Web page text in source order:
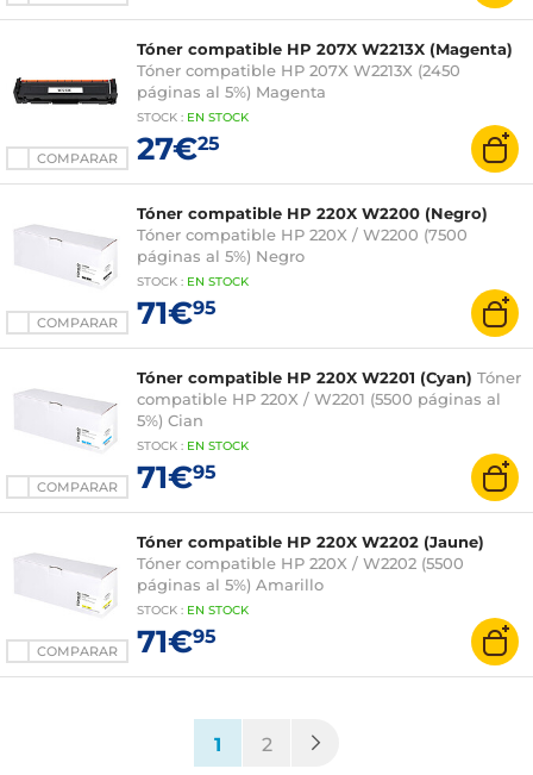
COMPARAR
Tóner compatible HP 207X W2213X (Magenta)
Tóner compatible HP 207X W2213X (2450
páginas al 5%) Magenta
STOCK : EN STOCK
27€25
COMPARAR
Tóner compatible HP 220X W2200 (Negro)
Tóner compatible HP 220X / W2200 (7500
páginas al 5%) Negro
STOCK : EN STOCK
71€95
COMPARAR
Tóner compatible HP 220X W2201 (Cyan) Tóner
compatible HP 220X / W2201 (5500 páginas al
5%) Cian
STOCK : EN STOCK
71€95
COMPARAR
Tóner compatible HP 220X W2202 (Jaune)
Tóner compatible HP 220X / W2202 (5500
páginas al 5%) Amarillo
STOCK : EN STOCK
71€95
1 (current)
2